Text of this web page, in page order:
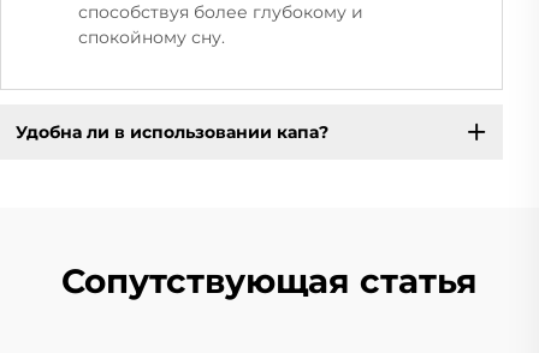
способствуя более глубокому и
спокойному сну.
Удобна ли в использовании капа?
Сопутствующая статья